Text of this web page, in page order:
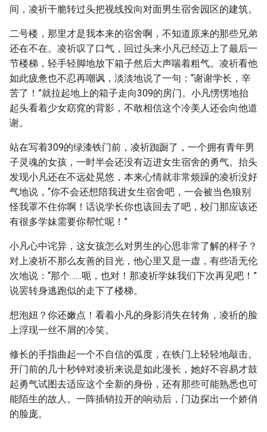
间，凌祈干脆转过头把视线投向对面男生宿舍园区的建筑。
二号楼，那里才是我本来的宿舍啊，不知道原来的那些兄弟
还在不在。凌祈叹了口气，回过头来小凡已经迈上了最后一
节楼梯，轻手轻脚地放下箱子然后大声喘着粗气。凌祈看他
如此疲惫也不忍再嘲讽，淡淡地说了一句：“谢谢学长，辛
苦了！”就拉起地上的箱子走向309的房门。小凡愣愣地抬
起头看着少女窈窕的背影，不敢相信这个冷美人还会向他道
谢。
站在写着309的绿漆铁门前，凌祈踟蹰了，一个拥有青年男
子灵魂的女孩，一时半会还没有迈进女生宿舍的勇气。抬头
发现小凡还在不远处晃悠，本来心情就非常烦躁的凌祈没好
气地说，“你不会还想陪我进女生宿舍吧，一会被当色狼别
怪我罩不住你啊！话说学长你也该回去了吧，校门那应该还
有很多学妹需要你帮忙呢！”
小凡心中诧异，这女孩怎么对男生的心思非常了解的样子？
对上凌祈不那么友善的目光，他心里又是一虚，有些语无伦
次地说：“那个……呃，也对！那凌祈学妹我们下次再见吧！”
说罢转身逃跑似的走下了楼梯。
想泡妞？你还嫩点！看着小凡的身影消失在转角，凌祈的脸
上浮现一丝不屑的冷笑。
修长的手指曲起一个不自信的弧度，在铁门上轻轻地敲击。
开门前的几十秒钟对凌祈来说是如此漫长，她好不容易才鼓
起勇气试图去适应这个全新的身份，还有那些可能熟悉也可
能陌生的故人。一阵插销拉开的响动后，门边探出一个娇俏
的脸庞。